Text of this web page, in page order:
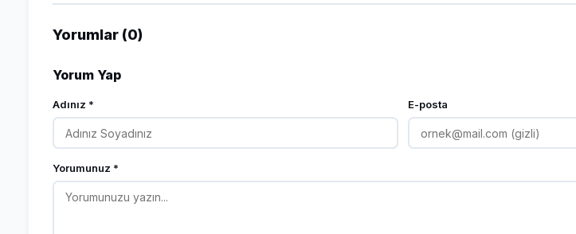
Yorumlar (0)
Yorum Yap
Adınız * E-posta
Yorumunuz *